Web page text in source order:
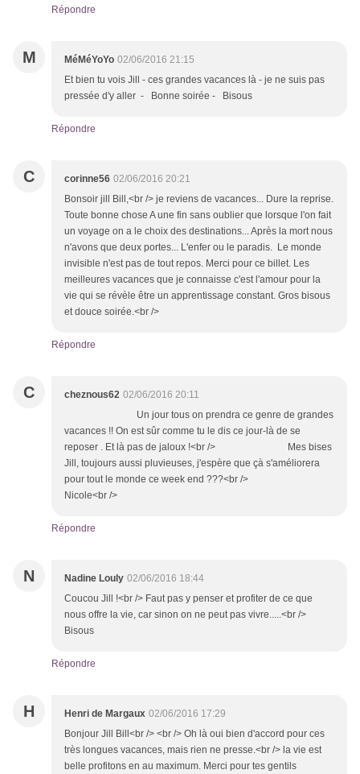
Répondre
M MéMéYoYo 02/06/2016 21:15
Et bien tu vois Jill - ces grandes vacances là - je ne suis pas
pressée d'y aller - Bonne soirée - Bisous
Répondre
C corinne56 02/06/2016 20:21
Bonsoir jill Bill,<br /> je reviens de vacances... Dure la reprise.
Toute bonne chose A une fin sans oublier que lorsque l'on fait
un voyage on a le choix des destinations... Après la mort nous
n'avons que deux portes... L'enfer ou le paradis. Le monde
invisible n'est pas de tout repos. Merci pour ce billet. Les
meilleures vacances que je connaisse c'est l'amour pour la
vie qui se révèle être un apprentissage constant. Gros bisous
et douce soirée.<br />
Répondre
C cheznous62 02/06/2016 20:11
Un jour tous on prendra ce genre de grandes
vacances !! On est sûr comme tu le dis ce jour-là de se
reposer . Et là pas de jaloux !<br /> Mes bises
Jill, toujours aussi pluvieuses, j'espère que çà s'améliorera
pour tout le monde ce week end ???<br />
Nicole<br />
Répondre
N Nadine Louly 02/06/2016 18:44
Coucou Jill !<br /> Faut pas y penser et profiter de ce que
nous offre la vie, car sinon on ne peut pas vivre.....<br />
Bisous
Répondre
H Henri de Margaux 02/06/2016 17:29
Bonjour Jill Bill<br /> <br /> Oh là oui bien d'accord pour ces
très longues vacances, mais rien ne presse.<br /> la vie est
belle profitons en au maximum. Merci pour tes gentils